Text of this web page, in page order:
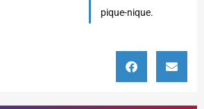
pique-nique.